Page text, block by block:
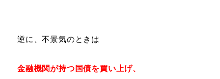
逆に、不景気のときは
金融機関が持つ国債を買い上げ、